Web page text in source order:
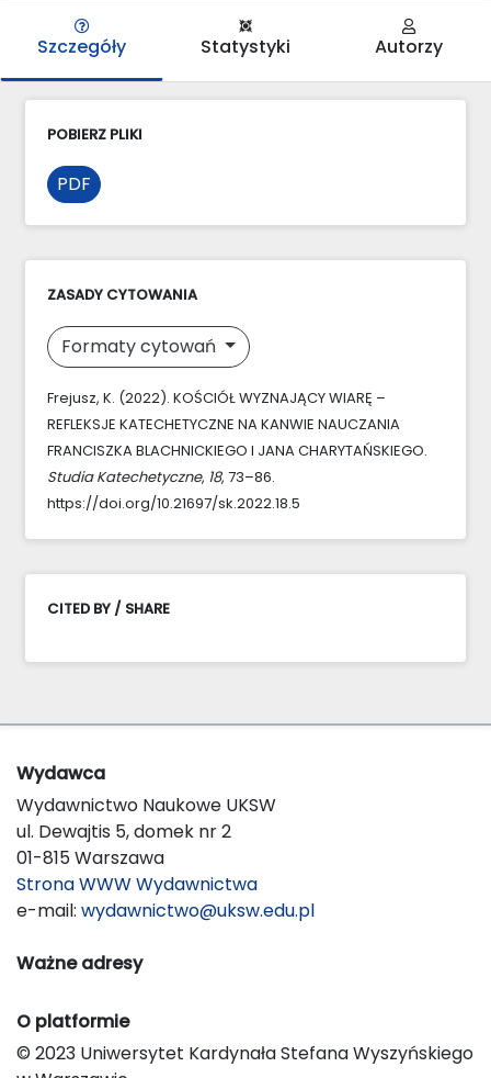
Szczegóły Statystyki Autorzy
POBIERZ PLIKI
PDF
ZASADY CYTOWANIA
Formaty cytowań
Frejusz, K. (2022). KOŚCIÓŁ WYZNAJĄCY WIARĘ –
REFLEKSJE KATECHETYCZNE NA KANWIE NAUCZANIA
FRANCISZKA BLACHNICKIEGO I JANA CHARYTAŃSKIEGO.
Studia Katechetyczne, 18, 73–86.
https://doi.org/10.21697/sk.2022.18.5
CITED BY / SHARE
Wydawca
Wydawnictwo Naukowe UKSW
ul. Dewajtis 5, domek nr 2
01-815 Warszawa
Strona WWW Wydawnictwa
e-mail: wydawnictwo@uksw.edu.pl
Ważne adresy
O platformie
© 2023 Uniwersytet Kardynała Stefana Wyszyńskiego